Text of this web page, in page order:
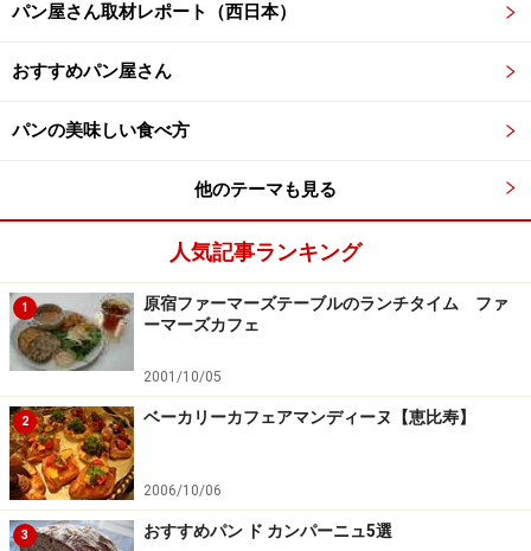
パン屋さん取材レポート（西日本）
おすすめパン屋さん
パンの美味しい食べ方
他のテーマも見る
人気記事ランキング
1
原宿ファーマーズテーブルのランチタイム ファ
ーマーズカフェ
2001/10/05
2 ベーカリーカフェアマンディーヌ【恵比寿】
2006/10/06
3 おすすめパン ド カンパーニュ5選